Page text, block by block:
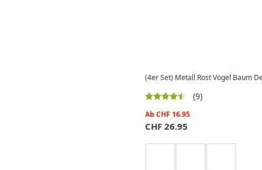
(4er Set) Metall Rost Vögel Baum
(9)
Ab CHF 16.95
CHF 26.95